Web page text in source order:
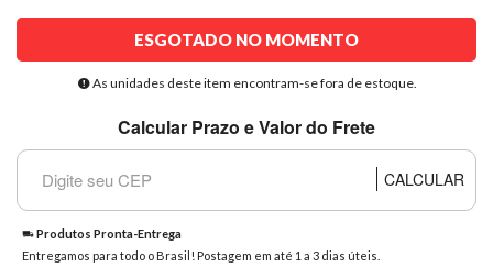
CENTRAL
ATENDIMENTO
8363
Chat
ESGOTADO NO MOMENTO
As unidades deste item encontram-se fora de estoque.
Calcular Prazo e Valor do Frete
CALCULAR
Produtos Pronta-Entrega
Entregamos para todo o Brasil! Postagem em até 1 a 3 dias úteis.